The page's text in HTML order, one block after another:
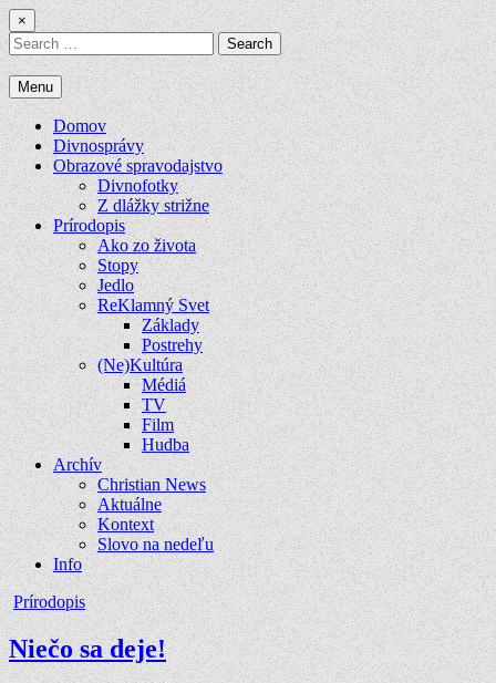
Skip
to
content
×
Search
for:
Menu
Domov
Divnosprávy
Obrazové spravodajstvo
Divnofotky
Z dlážky strižne
Prírodopis
Ako zo života
Stopy
Jedlo
ReKlamný Svet
Základy
Postrehy
(Ne)Kultúra
Médiá
TV
Film
Hudba
Archív
Christian News
Aktuálne
Kontext
Slovo na nedeľu
Info
Posted
in
Prírodopis
Niečo sa deje!